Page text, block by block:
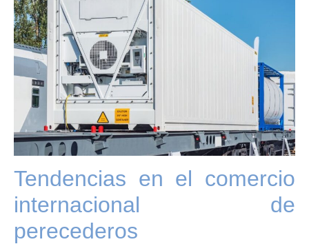
Tendencias en el comercio
internacional de
perecederos